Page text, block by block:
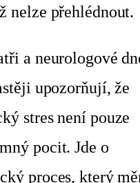
nelze přehlédnout.
a neurologové
upozorňují, že
stres není pouze
pocit. Jde o
proces, který